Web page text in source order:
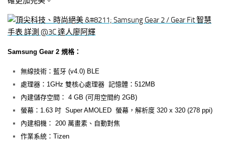
Samsung Gear 2 規格：
無線技術：藍牙 (v4.0) BLE
處理器：1GHz 雙核心處理器 記憶體：512MB
內建儲存空間： 4 GB (可用空間約 2GB)
螢幕：1.63 吋 Super AMOLED 螢幕，解析度 320 x 320 (278 ppi)
內建相機： 200 萬畫素、自動對焦
作業系統：Tizen